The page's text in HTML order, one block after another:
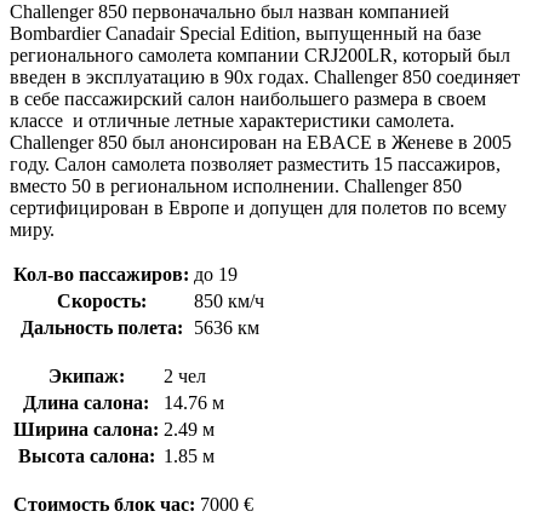
Challenger 850 первоначально был назван компанией
Bombardier Canadair Special Edition, выпущенный на базе
регионального самолета компании CRJ200LR, который был
введен в эксплуатацию в 90х годах. Challenger 850 соединяет
в себе пассажирский салон наибольшего размера в своем
классе и отличные летные характеристики самолета.
Challenger 850 был анонсирован на EBACE в Женеве в 2005
году. Салон самолета позволяет разместить 15 пассажиров,
вместо 50 в региональном исполнении. Challenger 850
сертифицирован в Европе и допущен для полетов по всему
миру.
Кол-во пассажиров: до 19
Скорость:
850 км/ч
Дальность полета:
5636 км
Экипаж:
2 чел
Длина салона:
14.76 м
Ширина салона: 2.49 м
Высота салона: 1.85 м
Стоимость блок час: 7000 €